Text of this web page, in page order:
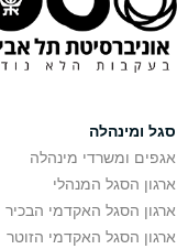
סגל ומינהלה
אגפים ומשרדי מינהלה
ארגון הסגל המנהלי
ארגון הסגל האקדמי הבכיר
ארגון הסגל האקדמי הזוטר